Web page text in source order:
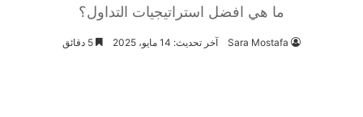
ما هي افضل استراتيجيات التداول؟
Sara Mostafa آخر تحديث: 14 مايو، 2025